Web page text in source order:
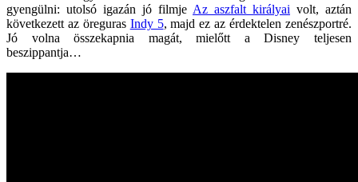
gyengülni: utolsó igazán jó filmje Az aszfalt királyai volt, aztán
következett az öreguras Indy 5, majd ez az érdektelen zenészportré.
Jó volna összekapnia magát, mielőtt a Disney teljesen
beszippantja…